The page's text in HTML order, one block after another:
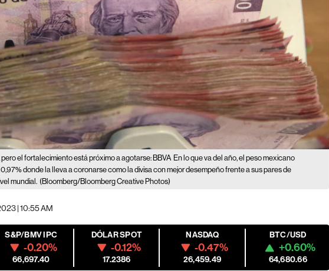
el fortalecimiento está próximo a agotarse: BBVA En lo que va del año, el peso mexicano
donde la lleva a coronarse como la divisa con mejor desempeño frente a sus pares de
mundial. (Bloomberg/Bloomberg Creative Photos)
| 10:55 AM
S&P/BMV IPC
-0.20%
66,697.40
DÓLAR SPOT
-0.12%
17.2386
NASDAQ
-0.47%
26,459.49
BTC/USD
+0.60%
64,680.66